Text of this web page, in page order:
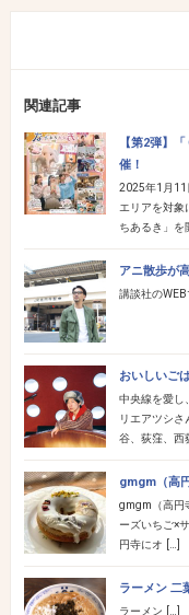
関連記事
【第2弾】
催！
2025年1月11
エリアを対
ちあるき」を
アニ散歩が
講談社の
おいしいご
中央線を愛し
リエアツシ
谷、荻窪、西
gmgm（高
gmgm（高円
ーズいちご×
円寺にオ […]
ラーメン 二
ラーメン […]